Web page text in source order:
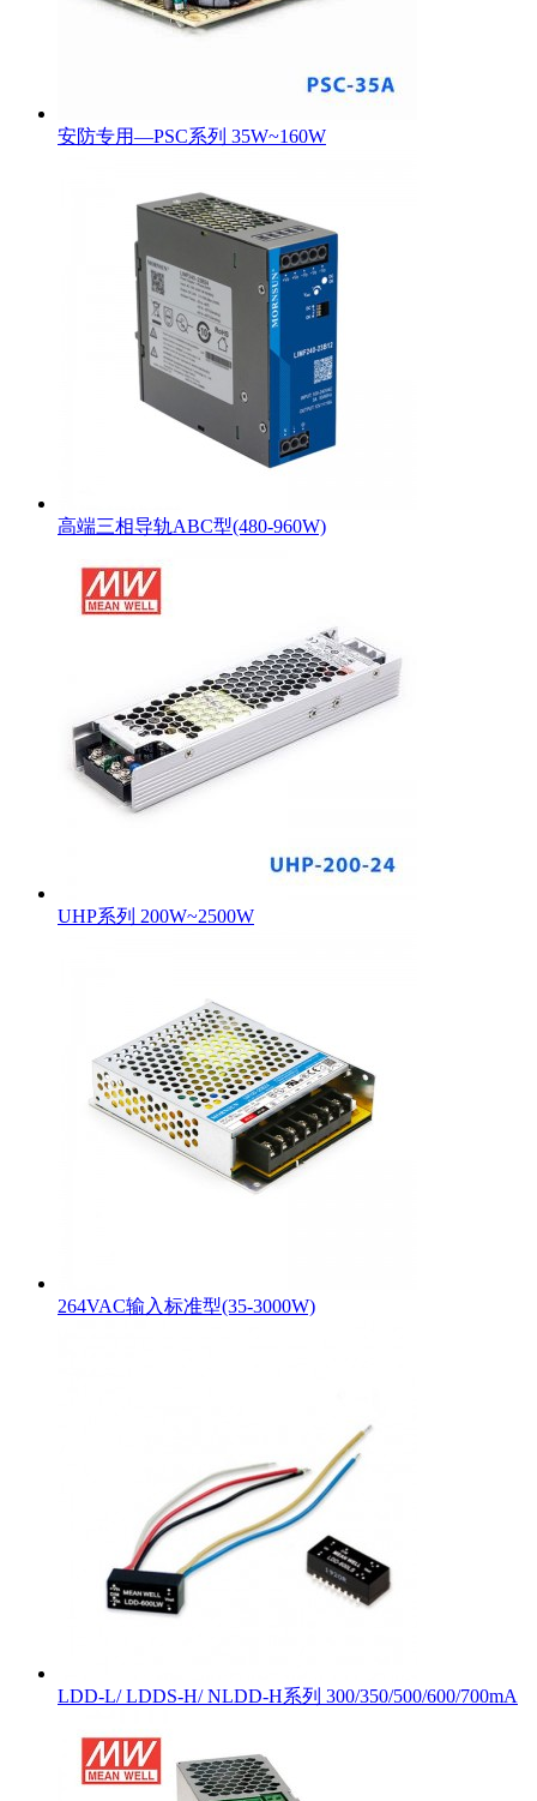
安防专用—PSC系列 35W~160W
高端三相导轨ABC型(480-960W)
UHP系列 200W~2500W
264VAC输入标准型(35-3000W)
LDD-L/ LDDS-H/ NLDD-H系列 300/350/500/600/700mA